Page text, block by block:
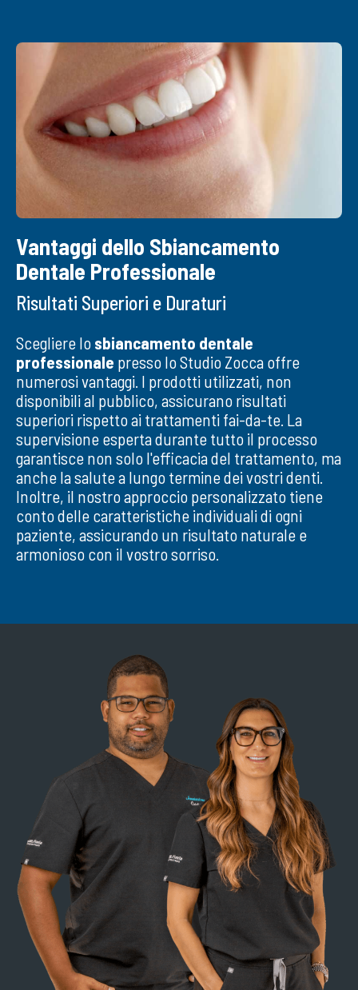
Vantaggi dello Sbiancamento
Dentale Professionale
Risultati Superiori e Duraturi
Scegliere lo sbiancamento dentale
professionale presso lo Studio Zocca offre
numerosi vantaggi. I prodotti utilizzati, non
disponibili al pubblico, assicurano risultati
superiori rispetto ai trattamenti fai-da-te. La
supervisione esperta durante tutto il processo
garantisce non solo l'efficacia del trattamento, ma
anche la salute a lungo termine dei vostri denti.
Inoltre, il nostro approccio personalizzato tiene
conto delle caratteristiche individuali di ogni
paziente, assicurando un risultato naturale e
armonioso con il vostro sorriso.